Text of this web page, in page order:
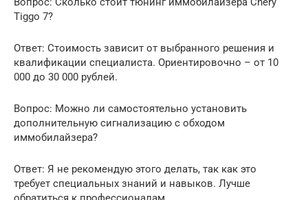
Tiggo 7?
Ответ: Стоимость зависит от выбранного решения и
квалификации специалиста. Ориентировочно – от 10
000 до 30 000 рублей.
Вопрос: Можно ли самостоятельно установить
дополнительную сигнализацию с обходом
иммобилайзера?
Ответ: Я не рекомендую этого делать, так как это
требует специальных знаний и навыков. Лучше